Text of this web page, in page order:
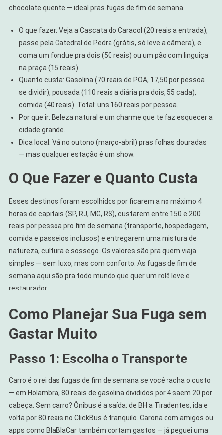
chocolate quente — ideal pras fugas de fim de semana.
O que fazer: Veja a Cascata do Caracol (20 reais a entrada),
passe pela Catedral de Pedra (grátis, só leve a câmera), e
coma um fondue pra dois (50 reais) ou um pão com linguiça
na praça (15 reais).
Quanto custa: Gasolina (70 reais de POA, 17,50 por pessoa
se dividir), pousada (110 reais a diária pra dois, 55 cada),
comida (40 reais). Total: uns 160 reais por pessoa.
Por que ir: Beleza natural e um charme que te faz esquecer a
cidade grande.
Dica local: Vá no outono (março-abril) pras folhas douradas
— mas qualquer estação é um show.
O Que Fazer e Quanto Custa
Esses destinos foram escolhidos por ficarem a no máximo 4
horas de capitais (SP, RJ, MG, RS), custarem entre 150 e 200
reais por pessoa pro fim de semana (transporte, hospedagem,
comida e passeios inclusos) e entregarem uma mistura de
natureza, cultura e sossego. Os valores são pra quem viaja
simples — sem luxo, mas com conforto. As fugas de fim de
semana aqui são pra todo mundo que quer um rolê leve e
restaurador.
Como Planejar Sua Fuga sem
Gastar Muito
Passo 1: Escolha o Transporte
Carro é o rei das fugas de fim de semana se você racha o custo
— em Holambra, 80 reais de gasolina divididos por 4 saem 20 por
cabeça. Sem carro? Ônibus é a saída: de BH a Tiradentes, ida e
volta por 80 reais no ClickBus é tranquilo. Carona com amigos ou
apps como BlaBlaCar também cortam gastos — já peguei uma